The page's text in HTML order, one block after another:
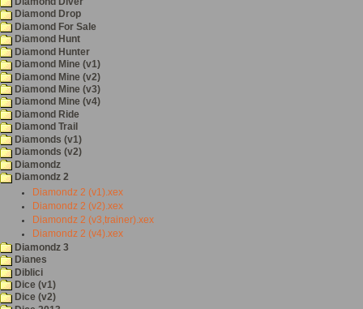
Diamond Drop
Diamond For Sale
Diamond Hunt
Diamond Hunter
Diamond Mine (v1)
Diamond Mine (v2)
Diamond Mine (v3)
Diamond Mine (v4)
Diamond Ride
Diamond Trail
Diamonds (v1)
Diamonds (v2)
Diamondz
Diamondz 2
Diamondz 2 (v1).xex
Diamondz 2 (v2).xex
Diamondz 2 (v3,trainer).xex
Diamondz 2 (v4).xex
Diamondz 3
Dianes
Diblici
Dice (v1)
Dice (v2)